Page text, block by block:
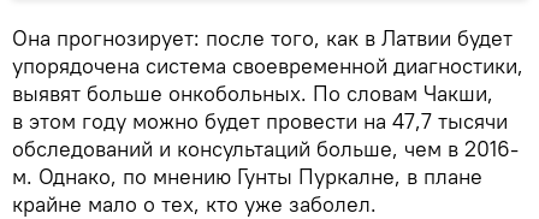
Она прогнозирует: после того, как в Латвии будет
упорядочена система своевременной диагностики,
выявят больше онкобольных. По словам Чакши,
в этом году можно будет провести на 47,7 тысячи
обследований и консультаций больше, чем в 2016-
м. Однако, по мнению Гунты Пуркалне, в плане
крайне мало о тех, кто уже заболел.